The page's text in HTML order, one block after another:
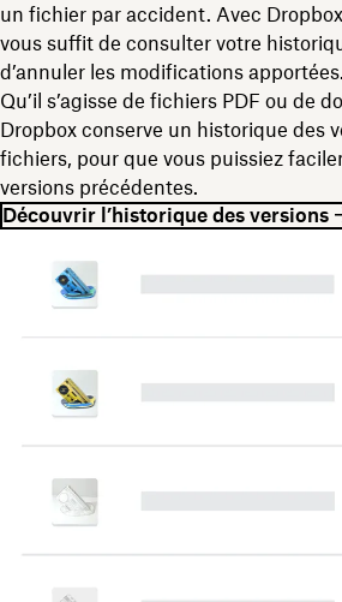
un fichier par accident. Avec
vous suffit de consulter votre
d’annuler les modifications apportées.
Qu’il s’agisse de fichiers PDF ou de
Dropbox conserve un historique des
fichiers, pour que vous puissiez
versions précédentes.
Découvrir l’historique des versions